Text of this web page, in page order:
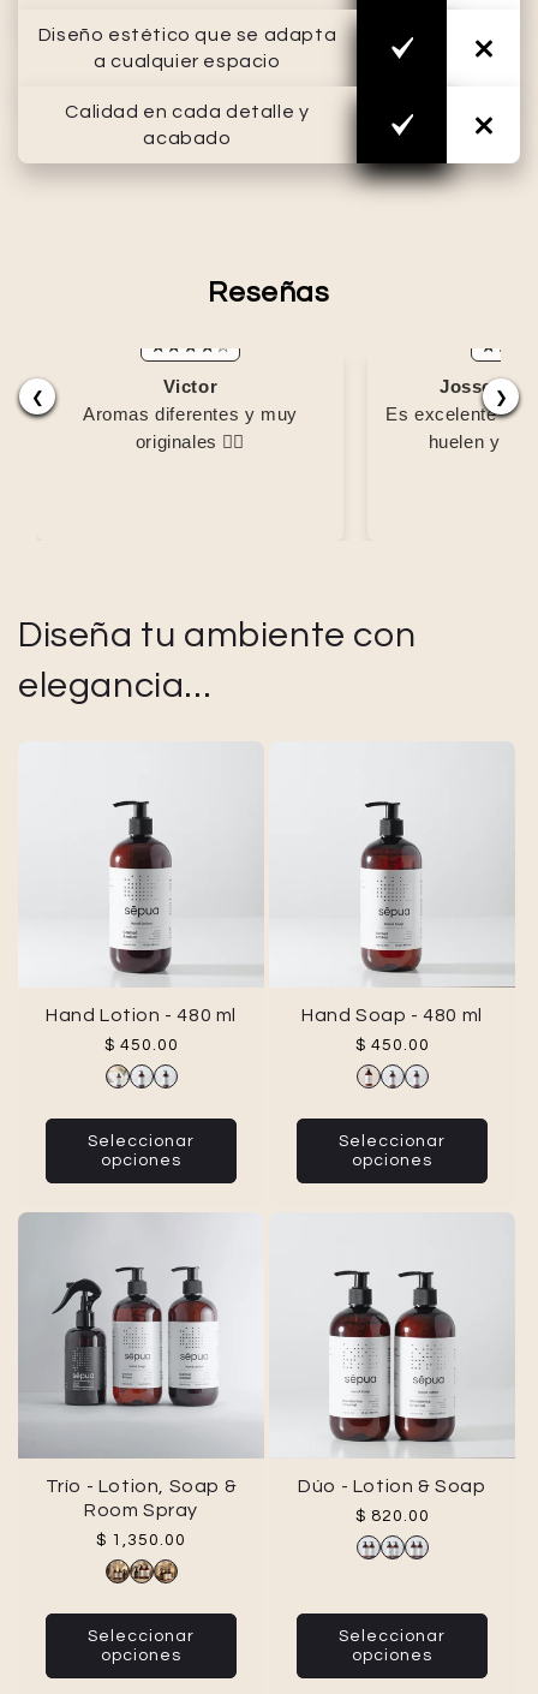
Diseño estético que se adapta
a cualquier espacio
Calidad en cada detalle y
acabado
Reseñas
❮ ❯
Victor
Aromas diferentes y muy
originales 👌🏽
Josselyn
Es excelente me
huelen y la
Diseña tu ambiente con
elegancia...
Hand Lotion - 480 ml
Precio habitual
$ 450.00
Seleccionar
opciones
Hand Soap - 480 ml
Precio habitual
$ 450.00
Seleccionar
opciones
Trío - Lotion, Soap &
Room Spray
Precio habitual
$ 1,350.00
Seleccionar
opciones
Dúo - Lotion & Soap
Precio habitual
$ 820.00
Seleccionar
opciones